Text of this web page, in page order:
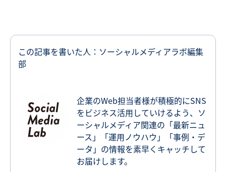
この記事を書いた人：ソーシャルメディアラボ編集
部
企業のWeb担当者様が積極的にSNS
をビジネス活用していけるよう、ソ
ーシャルメディア関連の「最新ニュ
ース」「運用ノウハウ」「事例・デ
ータ」の情報を素早くキャッチして
お届けします。